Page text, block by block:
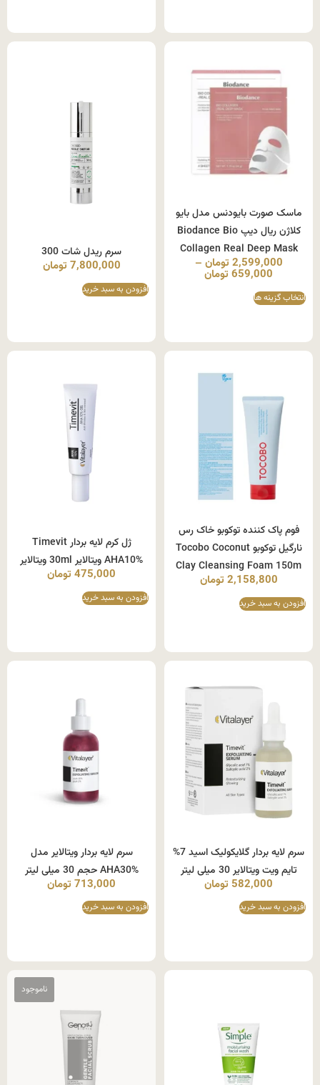
ماسک صورت بایودنس مدل بایو
کلاژن ریال دیپ Biodance Bio
Collagen Real Deep Mask
2,599,000 تومان –
659,000 تومان
انتخاب گزینه ها
سرم ریدل شات 300
7,800,000 تومان
افزودن به سبد خرید
فوم پاک کننده توکوبو خاک رس
نارگیل توکوبو Tocobo Coconut
Clay Cleansing Foam 150m
2,158,800 تومان
افزودن به سبد خرید
ژل کرم لایه بردار Timevit
AHA10% ویتالایر 30ml ویتالایر
475,000 تومان
افزودن به سبد خرید
سرم لایه بردار گلایکولیک اسید 7%
تایم ویت ویتالایر 30 میلی لیتر
582,000 تومان
افزودن به سبد خرید
سرم لایه بردار ویتالایر مدل
AHA30% حجم 30 میلی لیتر
713,000 تومان
افزودن به سبد خرید